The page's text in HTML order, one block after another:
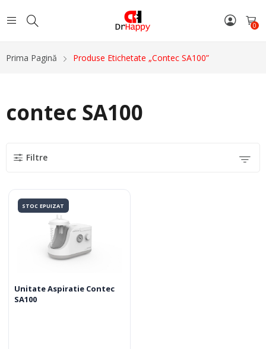
0
Prima Pagină Produse Etichetate „contec SA100”
contec SA100
Filtre
STOC EPUIZAT
Unitate Aspiratie Contec
SA100